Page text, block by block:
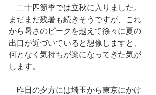
二十四節季では立秋に入りました。
まだまだ残暑も続きそうですが、これ
から暑さのピークを越えて徐々に夏の
出口が近づいていると想像しますと、
何となく気持ちが楽になってきた気が
します。
昨日の夕方には埼玉から東京にかけ